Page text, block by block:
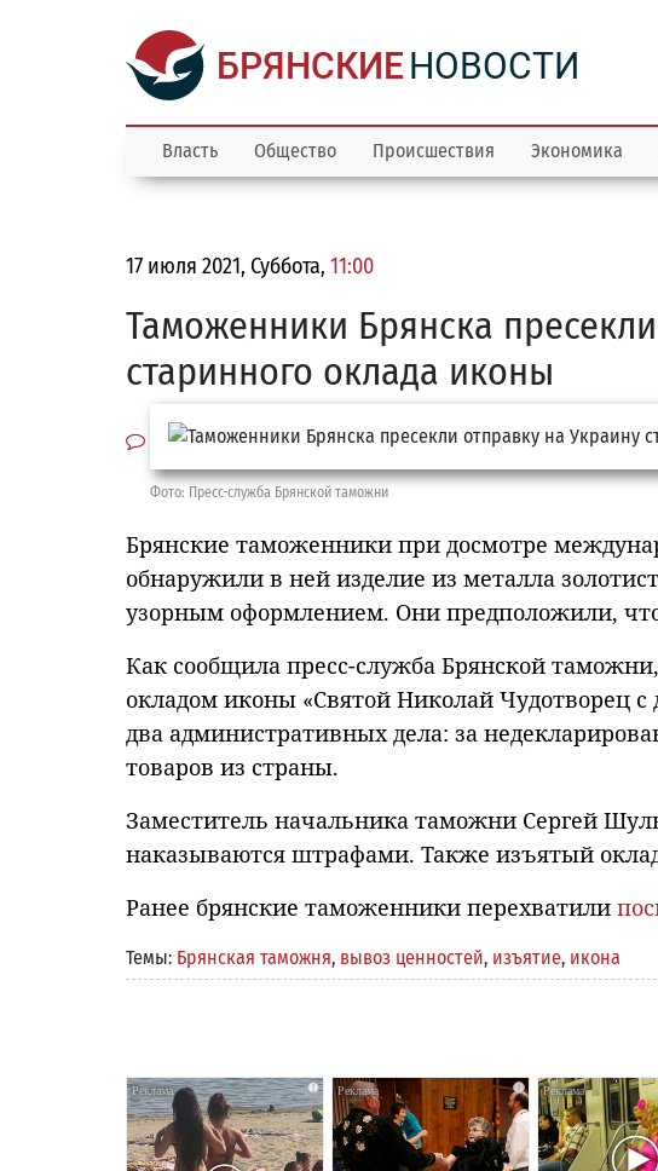
БРЯНСКИЕНОВОСТИ
Власть Общество Происшествия Экономика
17 июля 2021, Суббота, 11:00
Таможенники Брянска
старинного оклада иконы
Фото: Пресс-служба Брянской таможни
Брянские таможенники при досмотре
обнаружили в ней изделие из металла
узорным оформлением. Они предположили,
Как сообщила пресс-служба Брянской
окладом иконы «Святой Николай Чудотворец
два административных дела: за
товаров из страны.
Заместитель начальника таможни Сергей
наказываются штрафами. Также изъятый
Ранее брянские таможенники перехватили
Темы: Брянская таможня, вывоз ценностей, изъятие, икона
i i